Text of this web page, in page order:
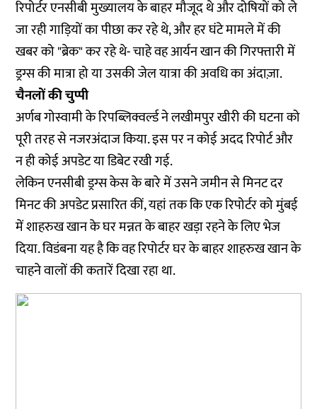
रिपोर्टर एनसीबी मुख्यालय के बाहर मौजूद थे और दोषियों को ले
जा रही गाड़ियों का पीछा कर रहे थे, और हर घंटे मामले में की
खबर को "ब्रेक" कर रहे थे- चाहे वह आर्यन खान की गिरफ्तारी में
ड्रग्स की मात्रा हो या उसकी जेल यात्रा की अवधि का अंदाज़ा.
चैनलों की चुप्पी
अर्णब गोस्वामी के रिपब्लिक्वर्ल्ड ने लखीमपुर खीरी की घटना को
पूरी तरह से नजरअंदाज किया. इस पर न कोई अदद रिपोर्ट और
न ही कोई अपडेट या डिबेट रखी गई.
लेकिन एनसीबी ड्रग्स केस के बारे में उसने जमीन सेमिनट दर
मिनटकी अपडेट प्रसारित कीं, यहां तक कि एक रिपोर्टर को मुंबई
में शाहरुख खान के घर मन्नत के बाहर खड़ा रहने के लिए भेज
दिया. विडंबना यह है कि वह रिपोर्टर घर के बाहर शाहरुख खान के
चाहने वालों की कतारें दिखा रहा था.